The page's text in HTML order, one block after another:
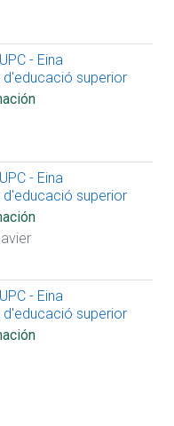
- Eina
superior
- Eina
superior
- Eina
superior